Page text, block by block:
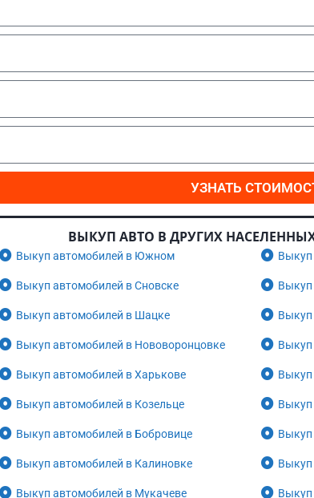
УЗНАТЬ
ВЫКУП АВТО В ДРУГИХ
Выкуп автомобилей в Южном Выкуп
Выкуп автомобилей в Сновске Выкуп
Выкуп автомобилей в Шацке Выкуп
Выкуп автомобилей в Нововоронцовке Выкуп
Выкуп автомобилей в Харькове Выкуп
Выкуп автомобилей в Козельце Выкуп
Выкуп автомобилей в Бобровице Выкуп
Выкуп автомобилей в Калиновке Выкуп
Выкуп автомобилей в Мукачеве Выкуп